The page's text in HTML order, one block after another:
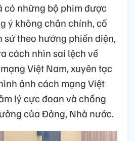
có những bộ phim được
ý không chân chính, cố
theo hướng phiến diện,
cách nhìn sai lệch về
Việt Nam, xuyên tạc
ảnh cách mạng Việt
lý cực đoan và chống
của Đảng, Nhà nước.